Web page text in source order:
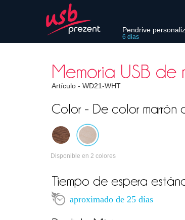
Pendrive
6 dias
Memoria USB de
Artículo - WD21-WHT
Color - De color marrón
Disponible en 2 colores
Tiempo de espera
aproximado de 25 días